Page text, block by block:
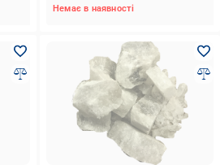
Немає в наявності